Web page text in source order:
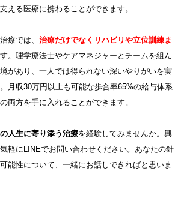
える医療に携わることができます。
療では、 治療だけでなくリハビリや立位訓練ま
。理学療法士やケアマネジャーとチームを組ん
があり、一人では得られない深いやりがいを実
月収30万円以上も可能な歩合率65%の給与体系
両方を手に入れることができます。
人生に寄り添う治療を経験してみませんか。興
軽にLINEでお問い合わせください。あなたの針
能性について、一緒にお話しできればと思いま